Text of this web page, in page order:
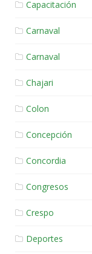
Capacitación
Carnaval
Carnaval
Chajari
Colon
Concepción
Concordia
Congresos
Crespo
Deportes